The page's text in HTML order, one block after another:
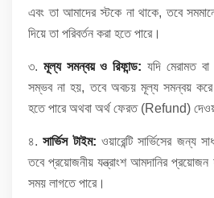
এবং তা আমাদের স্টকে না থাকে, তবে
দিয়ে তা পরিবর্তন করা হতে পারে।
৩. মূল্য সমন্বয় ও রিফান্ড: যদি মেরামত
সম্ভব না হয়, তবে অবচয় মূল্য সমন্বয়
হতে পারে অথবা অর্থ ফেরত (Refund)
৪.সার্ভিস টাইম: ওয়ারেন্টি সার্ভিসের জন্য
তবে প্রয়োজনীয় যন্ত্রাংশ আমদানির প্রয়োজন
সময় লাগতে পারে।